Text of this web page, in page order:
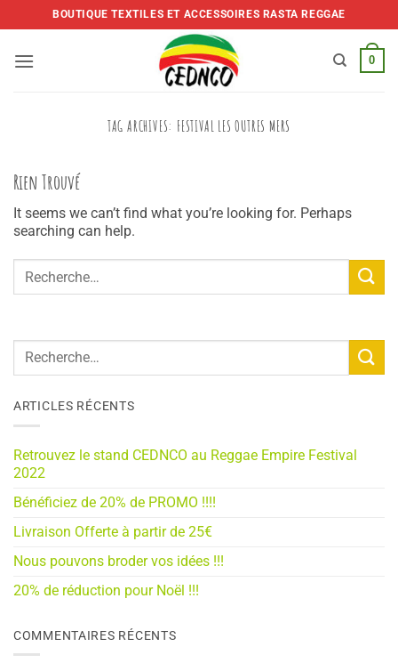
to
BOUTIQUE TEXTILES ET ACCESSOIRES RASTA REGGAE
0
TAG ARCHIVES: FESTIVAL LES OUTRES MERS
Rien Trouvé
It seems we can’t find what you’re looking for. Perhaps
searching can help.
ARTICLES RÉCENTS
Retrouvez le stand CEDNCO au Reggae Empire Festival
2022
Bénéficiez de 20% de PROMO !!!!
Livraison Offerte à partir de 25€
Nous pouvons broder vos idées !!!
20% de réduction pour Noël !!!
COMMENTAIRES RÉCENTS